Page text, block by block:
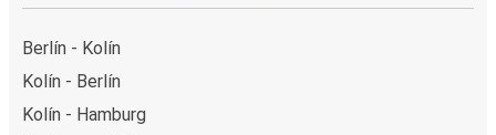
Berlín - Kolín
Kolín - Berlín
Kolín - Hamburg